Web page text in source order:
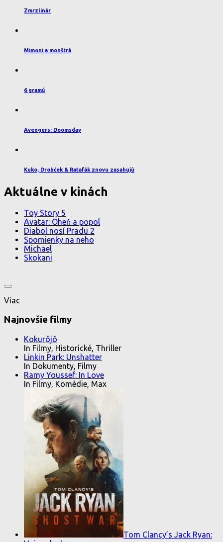
Zmrzlinár
Mimoni a monštrá
6 gramů
Avengers: Doomsday
Kuko, Drobček & Raťafák znovu zasahujú
Aktuálne v kinách
Toy Story 5
Avatar: Oheň a popol
Diabol nosí Pradu 2
Spomienky na neho
Michael
Skokani
Viac
Najnovšie filmy
Kokurôjô
In Filmy, Historické, Thriller
Linkin Park: Unshatter
In Dokumenty, Filmy
Ramy Youssef: In Love
In Filmy, Komédie, Max
Tom Clancy’s Jack Ryan: